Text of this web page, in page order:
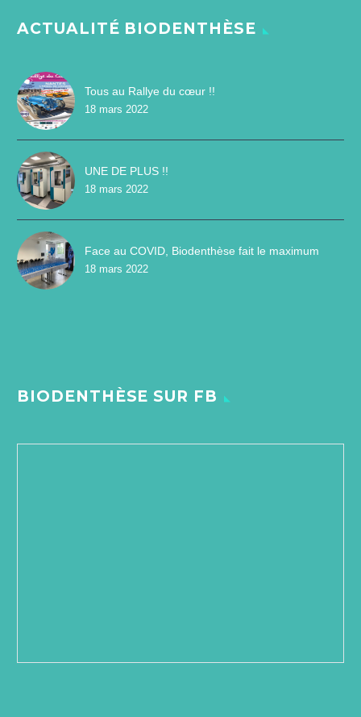
ACTUALITÉ BIODENTHÈSE
Tous au Rallye du cœur !!
18 mars 2022
UNE DE PLUS !!
18 mars 2022
Face au COVID, Biodenthèse fait le maximum
18 mars 2022
BIODENTHÈSE SUR FB